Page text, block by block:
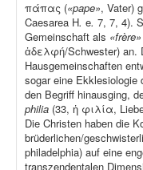
πάπας («pape», Vater)
Caesarea H. e. 7, 7, 4).
Gemeinschaft als «frère»
ἀδελφή/Schwester) an.
Hausgemeinschaften
sogar eine Ekklesiologie
den Begriff hinausging,
philia (33, ἡ φιλία,
Die Christen haben die
brüderlichen/
philadelphia) auf eine
transzendentalen